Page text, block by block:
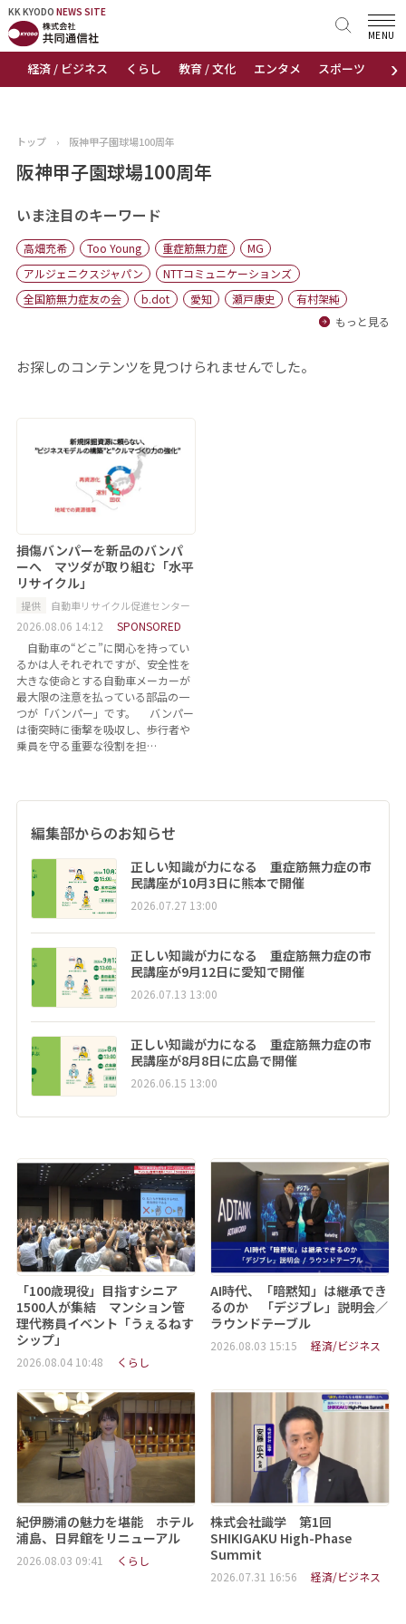
KK KYODO NEWS SITE
›
経済 / ビジネス くらし 教育 / 文化 エンタメ スポーツ 地域
MENU
KK KYODONEWS SITE
トップページ
ニュース
おすすめコンテンツ
出版物
会社概要
トップ › 阪神甲子園球場100周年
阪神甲子園球場100周年
いま注目のキーワード
高畑充希 Too Young 重症筋無力症
MG
アルジェニクスジャパン
NTTコミュニケーションズ
全国筋無力症友の会
b.dot 愛知 瀬戸康史
有村架純
もっと見る
お探しのコンテンツを見つけられませんでした。
損傷バンパーを新品のバンパ
ーへ マツダが取り組む「水平
リサイクル」
提供 自動車リサイクル促進センター
2026.08.06 14:12
SPONSORED
自動車の“どこ”に関心を持ってい
るかは人それぞれですが、安全性を
大きな使命とする自動車メーカーが
最大限の注意を払っている部品の一
つが「バンパー」です。 バンパー
は衝突時に衝撃を吸収し、歩行者や
乗員を守る重要な役割を担…
編集部からのお知らせ
正しい知識が力になる 重症筋無力症の市
民講座が10月3日に熊本で開催
2026.07.27 13:00
正しい知識が力になる 重症筋無力症の市
民講座が9月12日に愛知で開催
2026.07.13 13:00
正しい知識が力になる 重症筋無力症の市
民講座が8月8日に広島で開催
2026.06.15 13:00
「100歳現役」目指すシニア
1500人が集結 マンション管
理代務員イベント「うぇるねす
シップ」
2026.08.04 10:48 くらし
AI時代、「暗黙知」は継承でき
るのか 「デジブレ」説明会／
ラウンドテーブル
2026.08.03 15:15 経済/ビジネス
紀伊勝浦の魅力を堪能 ホテル
浦島、日昇館をリニューアル
2026.08.03 09:41 くらし
株式会社識学 第1回
SHIKIGAKU High-Phase
Summit
2026.07.31 16:56 経済/ビジネス